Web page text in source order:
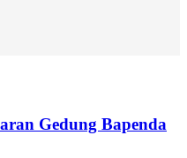
Gedung Bapenda